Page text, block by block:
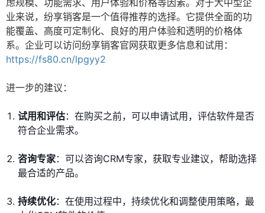
虑规模、功能需求、用户体验和价格等因素。对于大中型企
业来说，纷享销客是一个值得推荐的选择。它提供全面的功
能覆盖、高度可定制化、良好的用户体验和透明的价格体
系。企业可以访问纷享销客官网获取更多信息和试用：
https://fs80.cn/lpgyy2
进一步的建议：
试用和评估：在购买之前，可以申请试用，评估软件是否
符合企业需求。
咨询专家：可以咨询CRM专家，获取专业建议，帮助选择
最合适的产品。
持续优化：在使用过程中，持续优化和调整使用策略，最